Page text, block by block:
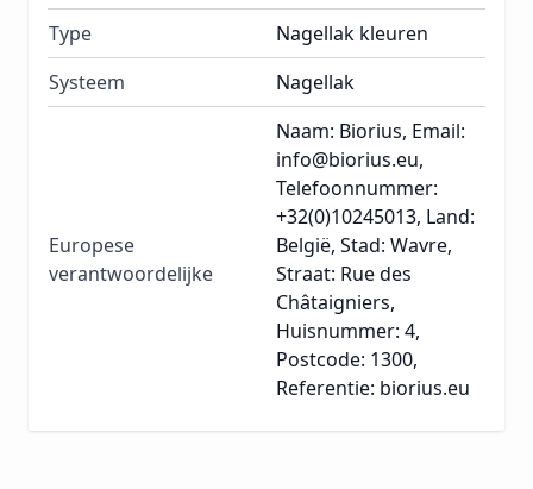
Type
Nagellak kleuren
Systeem
Nagellak
Europese
verantwoordelijke
Naam: Biorius, Email:
info@biorius.eu,
Telefoonnummer:
+32(0)10245013, Land:
België, Stad: Wavre,
Straat: Rue des
Châtaigniers,
Huisnummer: 4,
Postcode: 1300,
Referentie: biorius.eu